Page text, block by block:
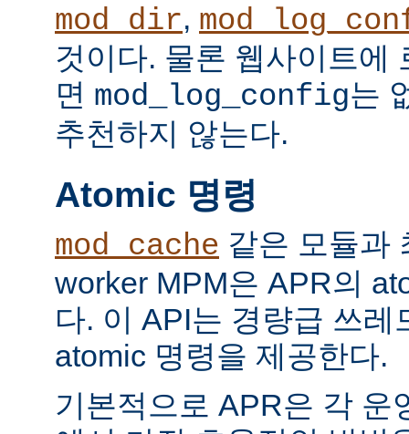
mod_dir,
것이다. 물론 웹사이트에
면 mod_log_config는
추천하지 않는다.
Atomic 명령
mod_cache 같은 모듈과
worker MPM은 APR의
다. 이 API는 경량급 쓰레
atomic 명령을 제공한다.
기본적으로 APR은 각 운